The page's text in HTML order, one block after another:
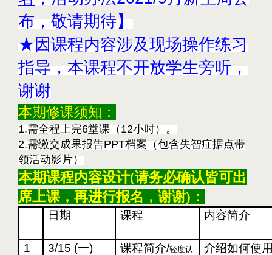
布，敬请期待】
★因课程内容涉及现场操作练习
指导，本课程不开放学生旁听，
谢谢
本期修课须知：
1.需全程上完6堂课（12小时）。
2.需缴交成果报告PPT档案（包含失智症据点带
领活动影片）
本期课程内容设计(请务必确认皆可出
席上课，再进行报名，谢谢)：
日期 课程 内容简介
1 3/15 (一)
课程简介/轻度认
介绍如何使